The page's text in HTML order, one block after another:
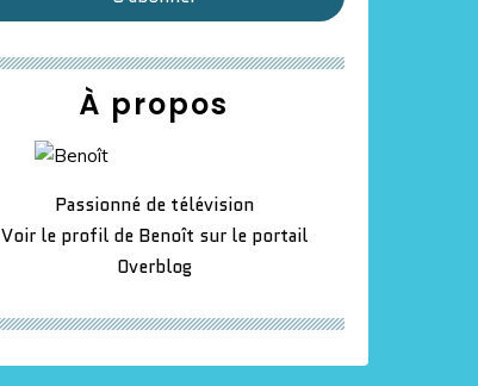
À propos
Passionné de télévision
Voir le profil de Benoît sur le portail
Overblog